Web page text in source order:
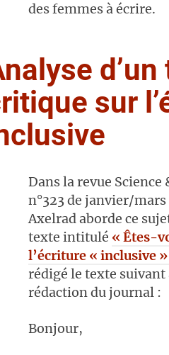
des femmes à écrire.
d’un
sur
Dans la revue
n°323 de janvier/
Axelrad aborde ce
texte intitulé « Êtes-
l’écriture « inclusive »
rédigé le texte
rédaction du journal :
Bonjour,